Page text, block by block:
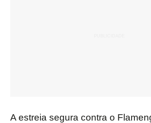
A estreia segura contra o